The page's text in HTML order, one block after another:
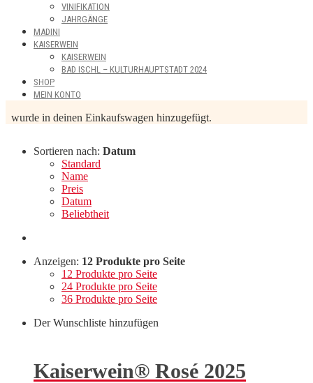
VINIFIKATION
JAHRGÄNGE
MADINI
KAISERWEIN
KAISERWEIN
BAD ISCHL – KULTURHAUPTSTADT 2024
SHOP
MEIN KONTO
wurde in deinen Einkaufswagen hinzugefügt.
Sortieren nach: Datum
Standard
Name
Preis
Datum
Beliebtheit
Anzeigen: 12 Produkte pro Seite
12 Produkte pro Seite
24 Produkte pro Seite
36 Produkte pro Seite
Der Wunschliste hinzufügen
Kaiserwein® Rosé 2025